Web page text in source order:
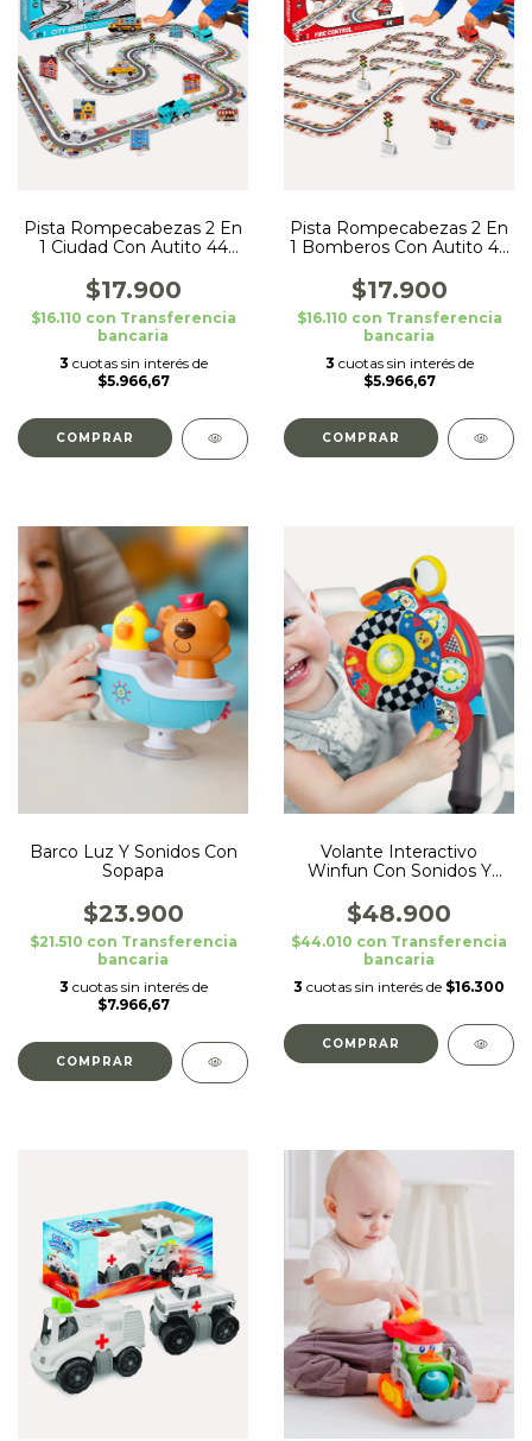
Pista Rompecabezas 2 En
1 Ciudad Con Autito 44
$17.900
$16.110 con Transferencia
bancaria
3 cuotas sin interés de
$5.966,67
Pista Rompecabezas 2 En
1 Bomberos Con Autito 44
$17.900
$16.110 con Transferencia
bancaria
3 cuotas sin interés de
$5.966,67
Barco Luz Y Sonidos Con
Sopapa
$23.900
$21.510 con Transferencia
bancaria
3 cuotas sin interés de
$7.966,67
Volante Interactivo
Winfun Con Sonidos Y
$48.900
$44.010 con Transferencia
bancaria
3 cuotas sin interés de $16.300